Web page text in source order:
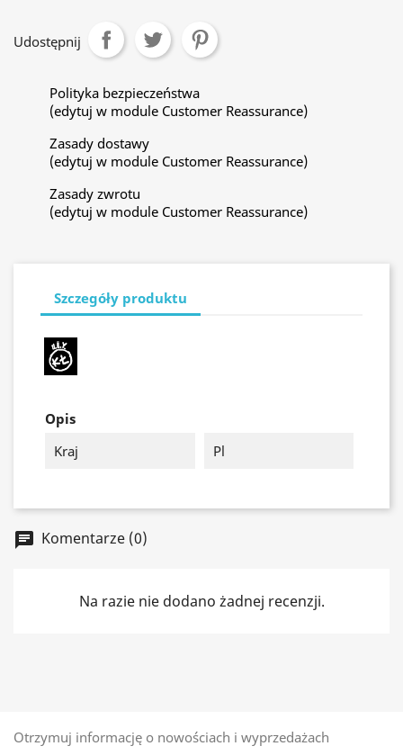
Udostępnij
Polityka bezpieczeństwa
(edytuj w module Customer Reassurance)
Zasady dostawy
(edytuj w module Customer Reassurance)
Zasady zwrotu
(edytuj w module Customer Reassurance)
Szczegóły produktu
Opis
Kraj
Pl
chat Komentarze (0)
Na razie nie dodano żadnej recenzji.
Otrzymuj informację o nowościach i wyprzedażach